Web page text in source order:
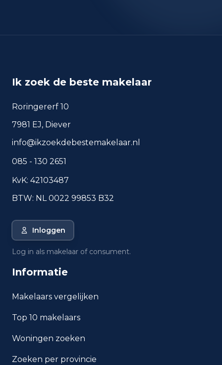
wonen in Vleuten
Korte antwoorden op basis van actuele
plaatscijfers, handig voor een snelle
Vleuten?
Wat is de gemiddelde WOZ-
waarde in Vleuten?
Wat is het gemiddelde
inkomen per inwoner in Vleuten?
Hoe veilig is wonen in Vleuten?
het meest voor in Vleuten?
Ik zoek de beste makelaar
Roringererf 10
7981 EJ, Diever
info@ikzoekdebestemakelaar.nl
085 - 130 2651
KvK: 42103487
BTW: NL 0022 99853 B32
Inloggen
Log in als makelaar of consument.
Informatie
Makelaars vergelijken
Top 10 makelaars
Woningen zoeken
Zoeken per provincie